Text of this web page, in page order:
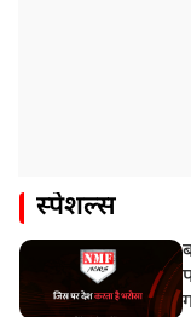
स्पेशल्स